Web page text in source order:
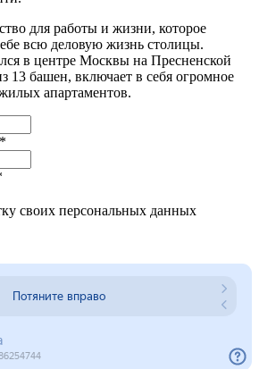
для работы и жизни, которое
всю деловую жизнь столицы.
в центре Москвы на Пресненской
13 башен, включает в себя огромное
апартаментов.
своих персональных данных